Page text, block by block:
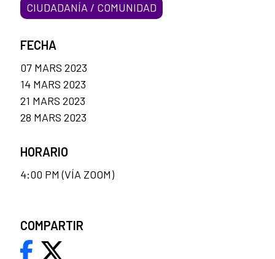
CIUDADANÍA / COMUNIDAD
FECHA
07 MARS 2023
14 MARS 2023
21 MARS 2023
28 MARS 2023
HORARIO
4:00 PM (VÍA ZOOM)
COMPARTIR